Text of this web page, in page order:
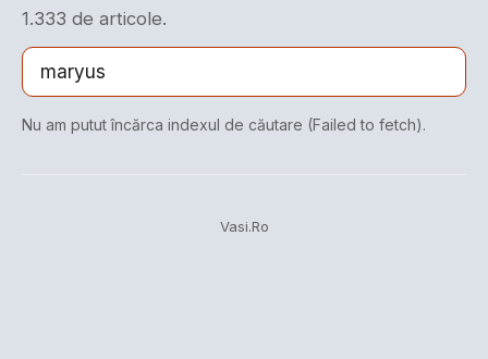
1.333 de articole.
Nu am putut încărca indexul de căutare (Failed to fetch).
Vasi.Ro